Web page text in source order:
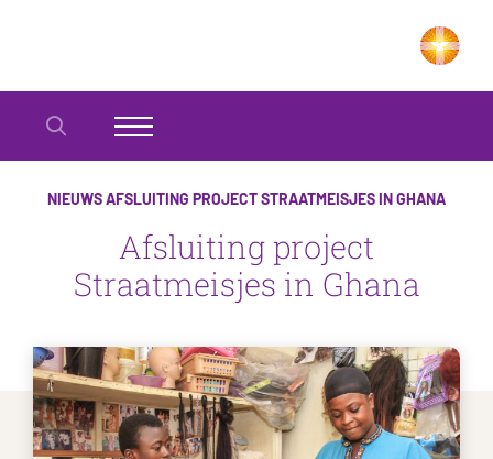
NIEUWSAFSLUITING PROJECT STRAATMEISJES IN GHANA
Afsluiting project
Straatmeisjes in Ghana